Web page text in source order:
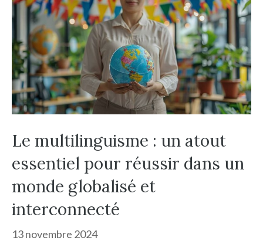
Le multilinguisme : un atout
essentiel pour réussir dans un
monde globalisé et
interconnecté
13 novembre 2024